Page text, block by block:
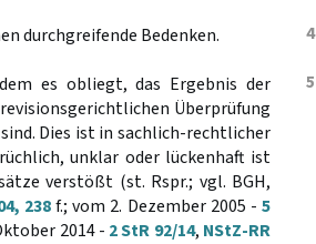
4
durchgreifende Bedenken.
5
es obliegt, das Ergebnis der
Überprüfung
Dies ist in sachlich-rechtlicher
unklar oder lückenhaft ist
verstößt (st. Rspr.; vgl. BGH,
238f.; vom 2. Dezember 2005 -5
2014 - 2 StR 92/14, NStZ-RR